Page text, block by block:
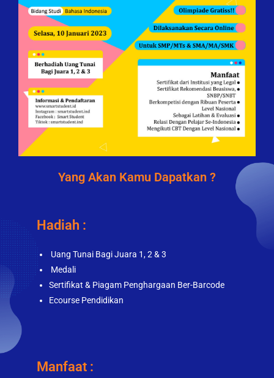
Yang Akan Kamu Dapatkan ?
Hadiah :
Uang Tunai Bagi Juara 1, 2 & 3
Medali
Sertifikat & Piagam Penghargaan Ber-Barcode
Ecourse Pendidikan
Manfaat :